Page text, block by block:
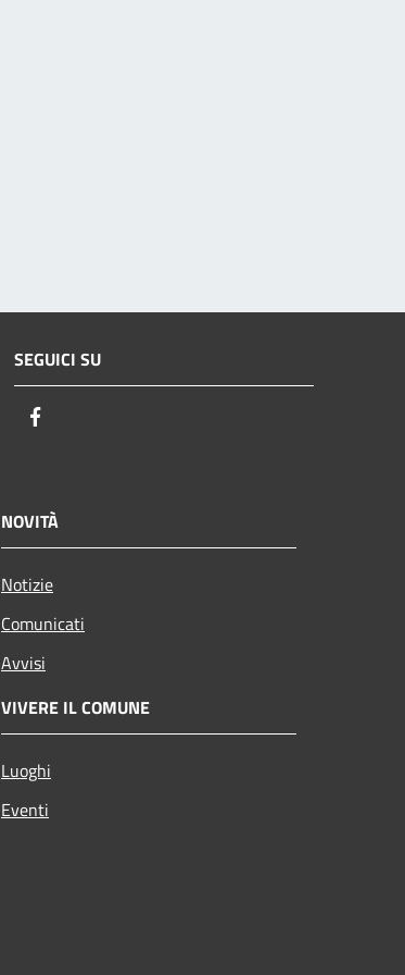
SEGUICI SU
NOVITÀ
Notizie
Comunicati
Avvisi
VIVERE IL COMUNE
Luoghi
Eventi